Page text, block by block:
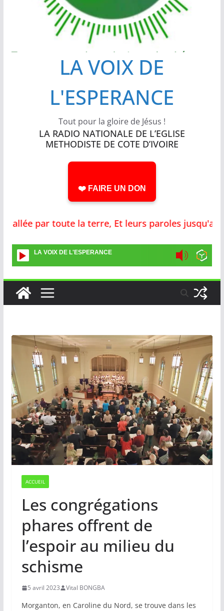
LA VOIX DE
L'ESPERANCE
Tout pour la gloire de Jésus !
LA RADIO NATIONALE DE L’EGLISE
METHODISTE DE COTE D’IVOIRE
❤️ FAIRE UN DON
la terre, Et leurs paroles jusqu'aux
LA VOIX DE L'ESPERANCE
ACCUEIL
Les congrégations
phares offrent de
l’espoir au milieu du
schisme
5 avril 2023 Vital BONGBA
Morganton, en Caroline du Nord, se trouve dans les